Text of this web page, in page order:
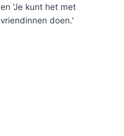
en 'Je kunt het met
vriendinnen doen.'